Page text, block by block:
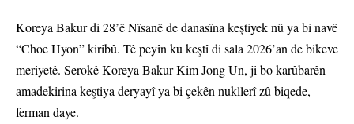
Koreya Bakur di 28’ê Nîsanê de danasîna keştiyek nû ya bi navê
“Choe Hyon” kiribû. Tê peyîn ku keştî di sala 2026’an de bikeve
meriyetê. Serokê Koreya Bakur Kim Jong Un, ji bo karûbarên
amadekirina keştiya deryayî ya bi çekên nukllerî zû biqede,
ferman daye.